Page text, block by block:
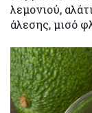
λεμονιού,
άλεσης, μισό